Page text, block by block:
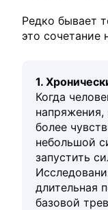
Редко бывает
это сочетание
1.
Когда
напряжения,
более
небольшой
запустить
длительная
базовой